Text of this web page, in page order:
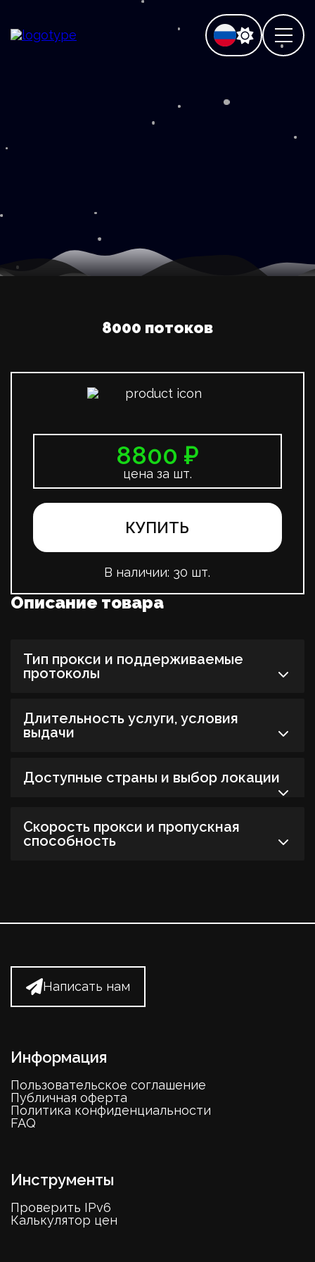
8000 потоков
8800 ₽
цена за шт.
КУПИТЬ
В наличии: 30 шт.
Описание товара
Тип прокси и поддерживаемые
протоколы
Длительность услуги, условия
выдачи
Доступные страны и выбор локации
Cкорость прокси и пропускная
способность
Написать нам
Информация
Пользовательское соглашение
Публичная оферта
Политика конфиденциальности
FAQ
Инструменты
Проверить IPv6
Калькулятор цен